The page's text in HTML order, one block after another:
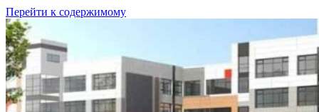
Перейти к содержимому